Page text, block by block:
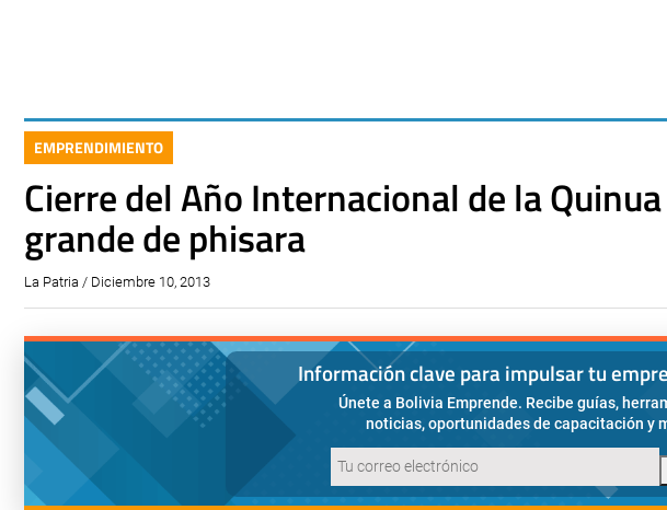
EMPRENDIMIENTO
Cierre del Año Internacional de la
grande de phisara
La Patria / Diciembre 10, 2013
Información clave para impulsar tu
Únete a Bolivia Emprende. Recibe guías,
noticias, oportunidades de capacitación y